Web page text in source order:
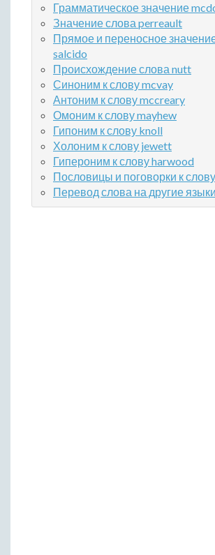
Грамматическое значение
Значение слова perreault
Прямое и переносное
salcido
Происхождение слова nutt
Синоним к слову mcvay
Антоним к слову mccreary
Омоним к слову mayhew
Гипоним к слову knoll
Холоним к слову jewett
Гипероним к слову harwood
Пословицы и поговорки к
Перевод слова на другие